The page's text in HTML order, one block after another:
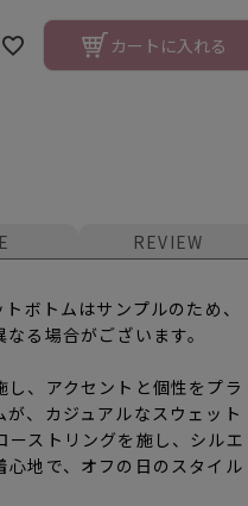
カートに入れる
REVIEW
ボトムはサンプルのため、
る場合がございます。
、アクセントと個性をプラ
、カジュアルなスウェット
ストリングを施し、シルエ
心地で、オフの日のスタイル